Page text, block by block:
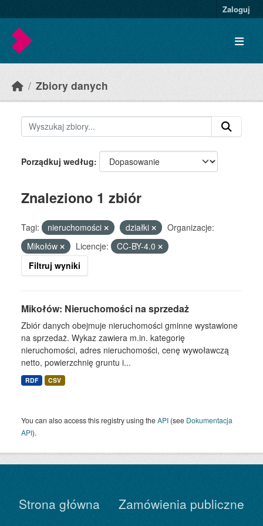
Zaloguj
Zbiory danych
Porządkuj według
Znaleziono 1 zbiór
Tagi: nieruchomości działki
Organizacje:
Mikołów
Licencje:
CC-BY-4.0
Filtruj wyniki
Mikołów: Nieruchomości na sprzedaż
Zbiór danych obejmuje nieruchomości gminne wystawione
na sprzedaż. Wykaz zawiera m.in. kategorię
nieruchomości, adres nieruchomości, cenę wywoławczą
netto, powierzchnię gruntu i...
RDF CSV
You can also access this registry using theAPI (see Dokumentacja
API).
Strona główna
Zamówienia publiczne